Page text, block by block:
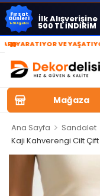
Fırsat
Günleri
1-30 Ağustos İlk Alışverişine
500 TL İNDİRİM
»
YARATIYOR VE
Mağaza
Ana Sayfa > Sandalet
Kaji Kahverengi Cilt